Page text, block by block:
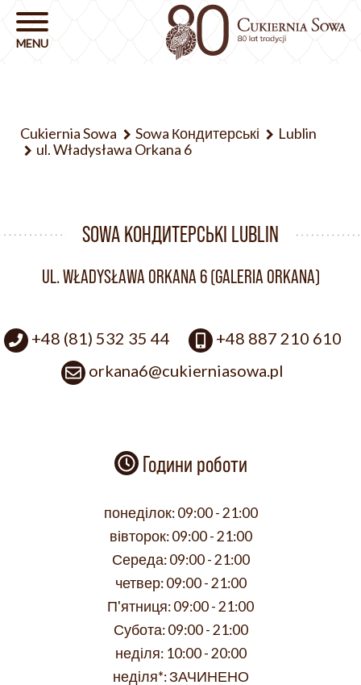
Cukiernia Sowa Sowa Кондитерські
Lublin
ul. Władysława Orkana 6
SOWA КОНДИТЕРСЬКІ LUBLIN
UL. WŁADYSŁAWA ORKANA 6 (GALERIA ORKANA)
+48 (81) 532 35 44
+48 887 210 610
orkana6@cukierniasowa.pl
Години роботи
понеділок: 09:00 - 21:00
вівторок: 09:00 - 21:00
Середа: 09:00 - 21:00
четвер: 09:00 - 21:00
П'ятниця:09:00 - 21:00
Субота: 09:00 - 21:00
неділя: 10:00 - 20:00
неділя*:ЗАЧИНЕНО